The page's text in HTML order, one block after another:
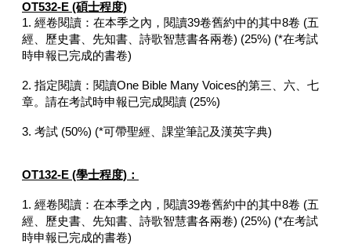
OT532-E (碩士程度)
1. 經卷閱讀：在本季之內，閱讀39卷舊約中的其中8卷 (五
經、歷史書、先知書、詩歌智慧書各兩卷) (25%) (*在考試
時申報已完成的書卷)
2. 指定閱讀：閱讀One Bible Many Voices的第三、六、七
章。請在考試時申報已完成閱讀 (25%)
3. 考試 (50%) (*可帶聖經、課堂筆記及漢英字典)
OT132-E (學士程度)：
1. 經卷閱讀：在本季之內，閱讀39卷舊約中的其中8卷 (五
經、歷史書、先知書、詩歌智慧書各兩卷) (25%) (*在考試
時申報已完成的書卷)